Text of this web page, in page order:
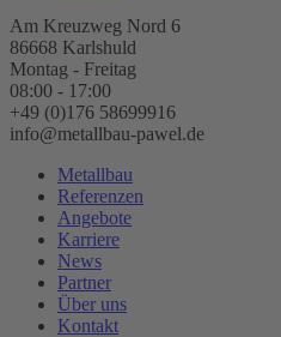
Am Kreuzweg Nord 6
86668 Karlshuld
Montag - Freitag
08:00 - 17:00
+49 (0)176 58699916
info@metallbau-pawel.de
Metallbau
Referenzen
Angebote
Karriere
News
Partner
Über uns
Kontakt